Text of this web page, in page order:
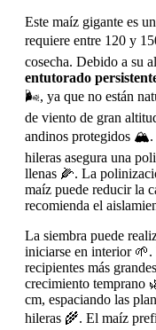
Este maíz gigante es
requiere entre 120 y
cosecha. Debido a su
entutorado
🌬️, ya que no están
de viento de gran
andinos protegidos 🏔️.
hileras asegura una
llenas 🌽. La
maíz puede reducir la
recomienda el
La siembra puede
iniciarse en interior
recipientes más
crecimiento temprano
cm, espaciando las
hileras 🌾. El maíz